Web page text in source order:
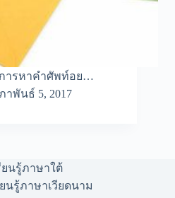
ารหาคำศัพท์อย…
าพันธ์ 5, 2017
ยนรู้ภาษาใต้
ยนรู้ภาษาเวียดนาม